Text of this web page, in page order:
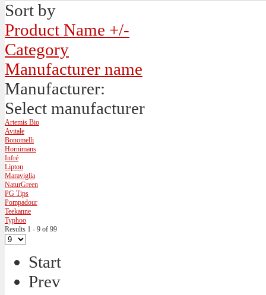
Sort by
Product Name +/-
Category
Manufacturer name
Manufacturer:
Select manufacturer
Artemis Bio
Avitale
Bonomelli
Hornimans
Infré
Lipton
Maraviglia
NaturGreen
PG Tips
Pompadour
Teekanne
Typhoo
Results 1 - 9 of 99
Start
Prev